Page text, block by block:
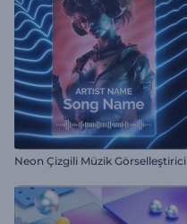
Neon Çizgili Müzik Görselleştirici